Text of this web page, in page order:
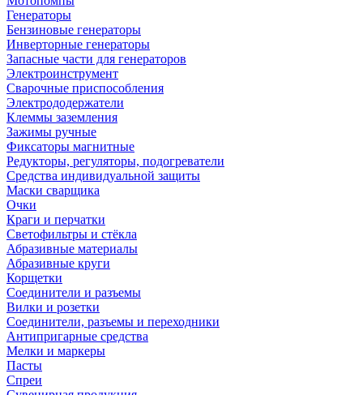
Генераторы
Бензиновые генераторы
Инверторные генераторы
Запасные части для генераторов
Электроинструмент
Сварочные приспособления
Электрододержатели
Клеммы заземления
Зажимы ручные
Фиксаторы магнитные
Редукторы, регуляторы, подогреватели
Средства индивидуальной защиты
Маски сварщика
Очки
Краги и перчатки
Светофильтры и стёкла
Абразивные материалы
Абразивные круги
Корщетки
Соединители и разъемы
Вилки и розетки
Соединители, разъемы и переходники
Антипригарные средства
Мелки и маркеры
Пасты
Спреи